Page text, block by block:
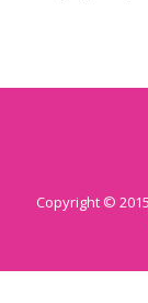
Copyright ©